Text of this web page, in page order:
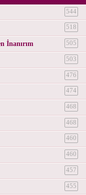
544
518
İnanırım 505
503
476
474
468
468
460
460
457
455